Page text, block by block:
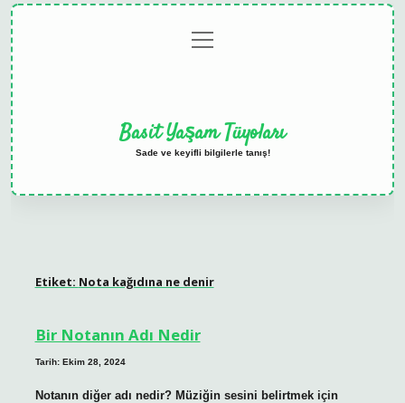
menüyü
aç
Basit Yaşam Tüyoları
Sade ve keyifli bilgilerle tanış!
Etiket: Nota kağıdına ne denir
Bir Notanın Adı Nedir
Tarih: Ekim 28, 2024
Notanın diğer adı nedir? Müziğin sesini belirtmek için